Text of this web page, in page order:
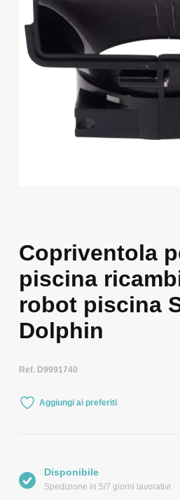
Copriventola
piscina
robot piscina
Dolphin
Ref. D9991740
Aggiungi ai preferiti
Disponibile
Spedizione in 5/7 giorni lavorativi